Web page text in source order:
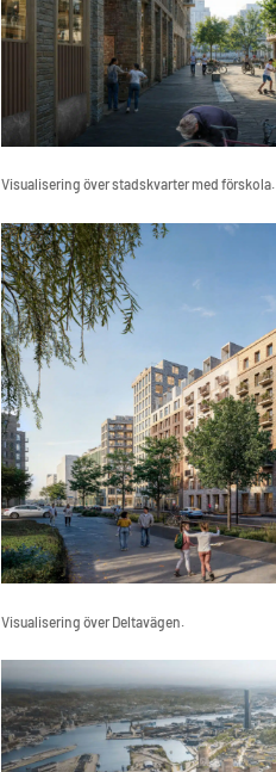
Visualisering över stadskvarter med förskola.
Visualisering över Deltavägen.